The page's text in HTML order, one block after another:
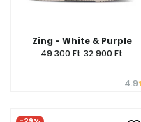
Zing - White & Purple
49 300 Ft 32 900 Ft
4.9